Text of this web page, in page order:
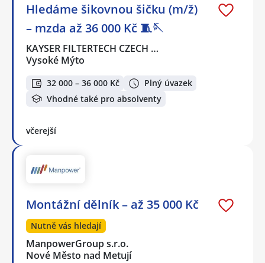
Hledáme šikovnou šičku (m/ž)
– mzda až 36 000 Kč 🧵🪡
KAYSER FILTERTECH CZECH …
Vysoké Mýto
32 000 – 36 000 Kč
Plný úvazek
Vhodné také pro absolventy
včerejší
Montážní dělník – až 35 000 Kč
Nutně vás hledají
ManpowerGroup s.r.o.
Nové Město nad Metují